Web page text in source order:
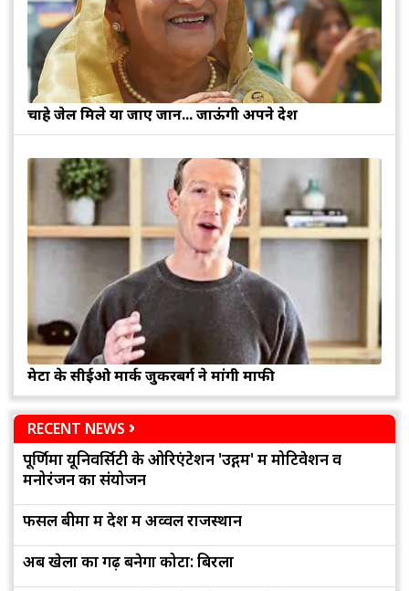
चाहे जेल मिले या जाए जान... जाऊंगी अपने देश
मेटा के सीईओ मार्क जुकरबर्ग ने मांगी माफी
RECENT NEWS
पूर्णिमा यूनिवर्सिटी के ओरिएंटेशन 'उद्गम' में मोटिवेशन व
मनोरंजन का संयोजन
फसल बीमा में देश में अव्वल राजस्थान
अब खेलों का गढ़ बनेगा कोटा: बिरला